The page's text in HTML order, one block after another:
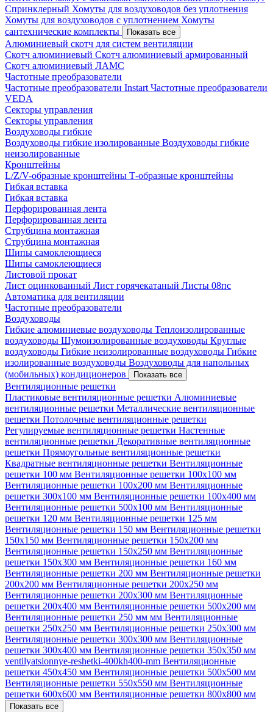
Спринклерный Хомуты для воздуховодов без уплотнения
Хомуты для воздуховодов с уплотнением Хомуты
сантехнические комплекты
Показать все
Алюминиевый скотч для систем вентиляции
Скотч алюминиевый Скотч алюминиевый армированный
Скотч алюминиевый ЛАМС
Частотные преобразователи
Частотные преобразователи Instart Частотные преобразователи
VEDA
Секторы управления
Секторы управления
Воздуховоды гибкие
Воздуховоды гибкие изолированные Воздуховоды гибкие
неизолированные
Кронштейны
L/Z/V-образные кронштейны Т-образные кронштейны
Гибкая вставка
Гибкая вставка
Перфорированная лента
Перфорированная лента
Струбцина монтажная
Струбцина монтажная
Шипы самоклеющиеся
Шипы самоклеющиеся
Листовой прокат
Лист оцинкованный Лист горячекатаный Листы 08пс
Автоматика для вентиляции
Частотные преобразователи
Воздуховоды
Гибкие алюминиевые воздуховоды Теплоизолированные
воздуховоды Шумоизолированные воздуховоды Круглые
воздуховоды Гибкие неизолированные воздуховоды Гибкие
изолированные воздуховоды Воздуховоды для напольных
(мобильных) кондиционеров
Показать все
Вентиляционные решетки
Пластиковые вентиляционные решетки Алюминиевые
вентиляционные решетки Металлические вентиляционные
решетки Потолочные вентиляционные решетки
Регулируемые вентиляционные решетки Настенные
вентиляционные решетки Декоративные вентиляционные
решетки Прямоугольные вентиляционные решетки
Квадратные вентиляционные решетки Вентиляционные
решетки 100 мм Вентиляционные решетки 100х100 мм
Вентиляционные решетки 100х200 мм Вентиляционные
решетки 300х100 мм Вентиляционные решетки 100х400 мм
Вентиляционные решетки 500х100 мм Вентиляционные
решетки 120 мм Вентиляционные решетки 125 мм
Вентиляционные решетки 150 мм Вентиляционные решетки
150х150 мм Вентиляционные решетки 150х200 мм
Вентиляционные решетки 150х250 мм Вентиляционные
решетки 150х300 мм Вентиляционные решетки 160 мм
Вентиляционные решетки 200 мм Вентиляционные решетки
200х200 мм Вентиляционные решетки 200х250 мм
Вентиляционные решетки 200х300 мм Вентиляционные
решетки 200х400 мм Вентиляционные решетки 500х200 мм
Вентиляционные решетки 250 мм мм Вентиляционные
решетки 250х250 мм Вентиляционные решетки 250х300 мм
Вентиляционные решетки 300х300 мм Вентиляционные
решетки 300х400 мм Вентиляционные решетки 350х350 мм
ventilyatsionnye-reshetki-400kh400-mm Вентиляционные
решетки 450х450 мм Вентиляционные решетки 500х500 мм
Вентиляционные решетки 550х550 мм Вентиляционные
решетки 600х600 мм Вентиляционные решетки 800х800 мм
Показать все